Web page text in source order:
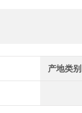
产地类别